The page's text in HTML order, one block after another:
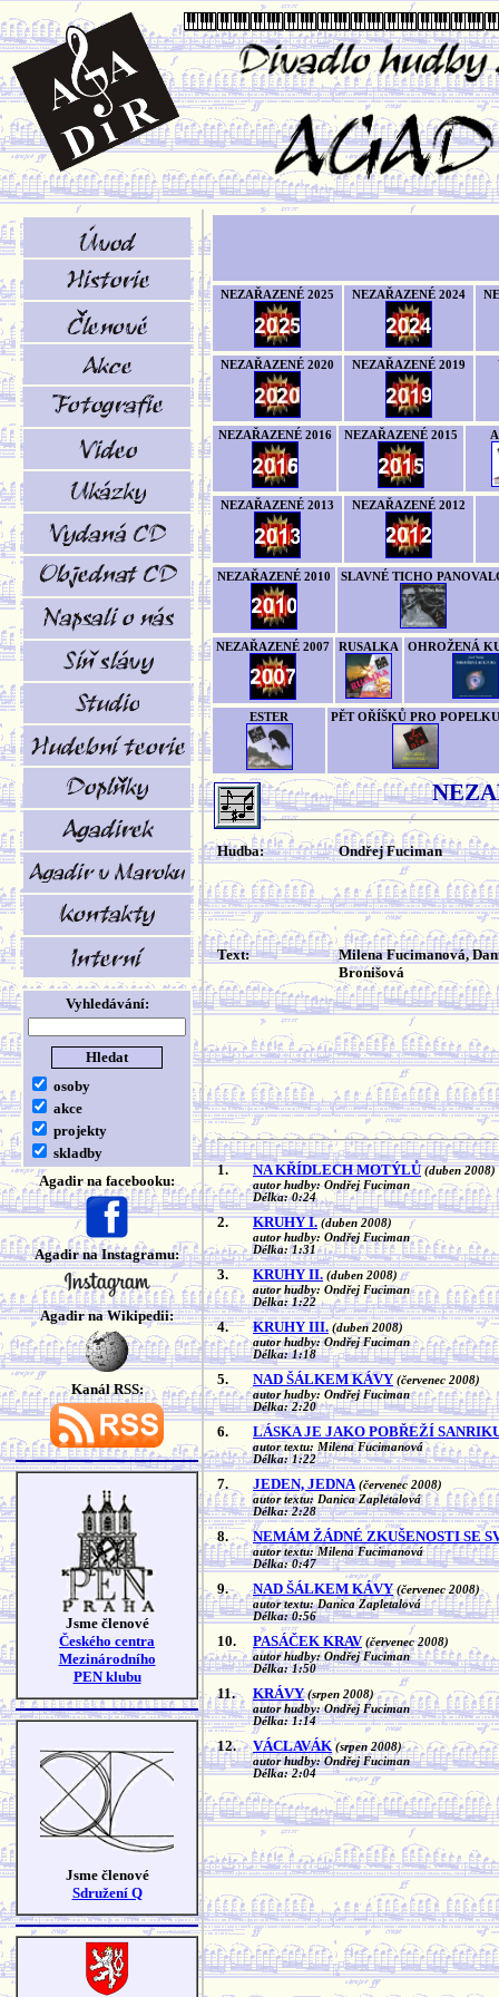
Vyhledávání:
osoby
akce
projekty
skladby
Agadir na facebooku:
Agadir na Instagramu:
Agadir na Wikipedii:
Kanál RSS:
Jsme členové
Českého centra
Mezinárodního
PEN klubu
Jsme členové
Sdružení Q
NEZAŘAZENÉ 2025 NEZAŘAZENÉ 2024
NEZAŘAZENÉ 2020 NEZAŘAZENÉ 2019
NEZAŘAZENÉ 2016 NEZAŘAZENÉ 2015
NEZAŘAZENÉ 2013 NEZAŘAZENÉ 2012
NEZAŘAZENÉ 2010 SLAVNÉ TICHO
NEZAŘAZENÉ 2007 RUSALKA OHROŽENÁ
ESTER PĚT OŘÍŠKŮ PRO POPELKU
Hudba: Ondřej Fuciman
Text:
Milena Fucimanová,
Bronišová
1. NA KŘÍDLECH MOTÝLŮ (duben 2008)
autor hudby: Ondřej Fuciman
Délka: 0:24
2. KRUHY I. (duben 2008)
autor hudby: Ondřej Fuciman
Délka: 1:31
3. KRUHY II. (duben 2008)
autor hudby: Ondřej Fuciman
Délka: 1:22
4. KRUHY III. (duben 2008)
autor hudby: Ondřej Fuciman
Délka: 1:18
5. NAD ŠÁLKEM KÁVY (červenec 2008)
autor hudby: Ondřej Fuciman
Délka: 2:20
6. LÁSKA JE JAKO POBŘEŽÍ
autor textu: Milena Fucimanová
Délka: 1:22
7. JEDEN, JEDNA (červenec 2008)
autor textu: Danica Zapletalová
Délka: 2:28
8. NEMÁM ŽÁDNÉ ZKUŠENOSTI SE
autor textu: Milena Fucimanová
Délka: 0:47
9. NAD ŠÁLKEM KÁVY (červenec 2008)
autor textu: Danica Zapletalová
Délka: 0:56
10. PASÁČEK KRAV (červenec 2008)
autor hudby: Ondřej Fuciman
Délka: 1:50
11. KRÁVY (srpen 2008)
autor hudby: Ondřej Fuciman
Délka: 1:14
12. VÁCLAVÁK (srpen 2008)
autor hudby: Ondřej Fuciman
Délka: 2:04